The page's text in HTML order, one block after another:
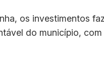
os investimentos
do município,